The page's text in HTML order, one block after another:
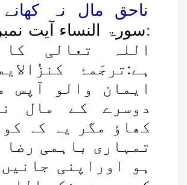
ناحق مال نہ
:
اللہ تعالی کا
ہے:ترجَمۂ
ایمان والو آپس
دوسرے کے مال
کھاؤ مگر یہ کہ
تمہاری باہمی رضا
ہو اوراپنی